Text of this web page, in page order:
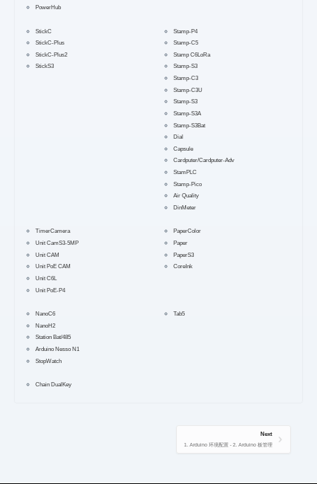
PowerHub
StickC
StickC-Plus
StickC-Plus2
StickS3
Stamp-P4
Stamp-C5
Stamp C6LoRa
Stamp-S3
Stamp-C3
Stamp-C3U
Stamp-S3
Stamp-S3A
Stamp-S3Bat
Dial
Capsule
Cardputer/Cardputer-Adv
StamPLC
Stamp-Pico
Air Quality
DinMeter
TimerCamera
Unit CamS3-5MP
Unit CAM
Unit PoE CAM
Unit C6L
Unit PoE-P4
PaperColor
Paper
PaperS3
CoreInk
NanoC6
NanoH2
Station Bat/485
Arduino Nesso N1
StopWatch
Tab5
Chain DualKey
Next
1. Arduino 环境配置 - 2. Arduino 板管理